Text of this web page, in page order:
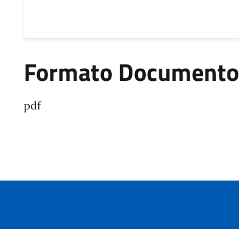
Formato Documento
pdf